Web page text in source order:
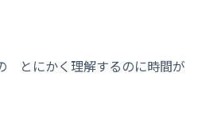
とにかく理解するのに時間が